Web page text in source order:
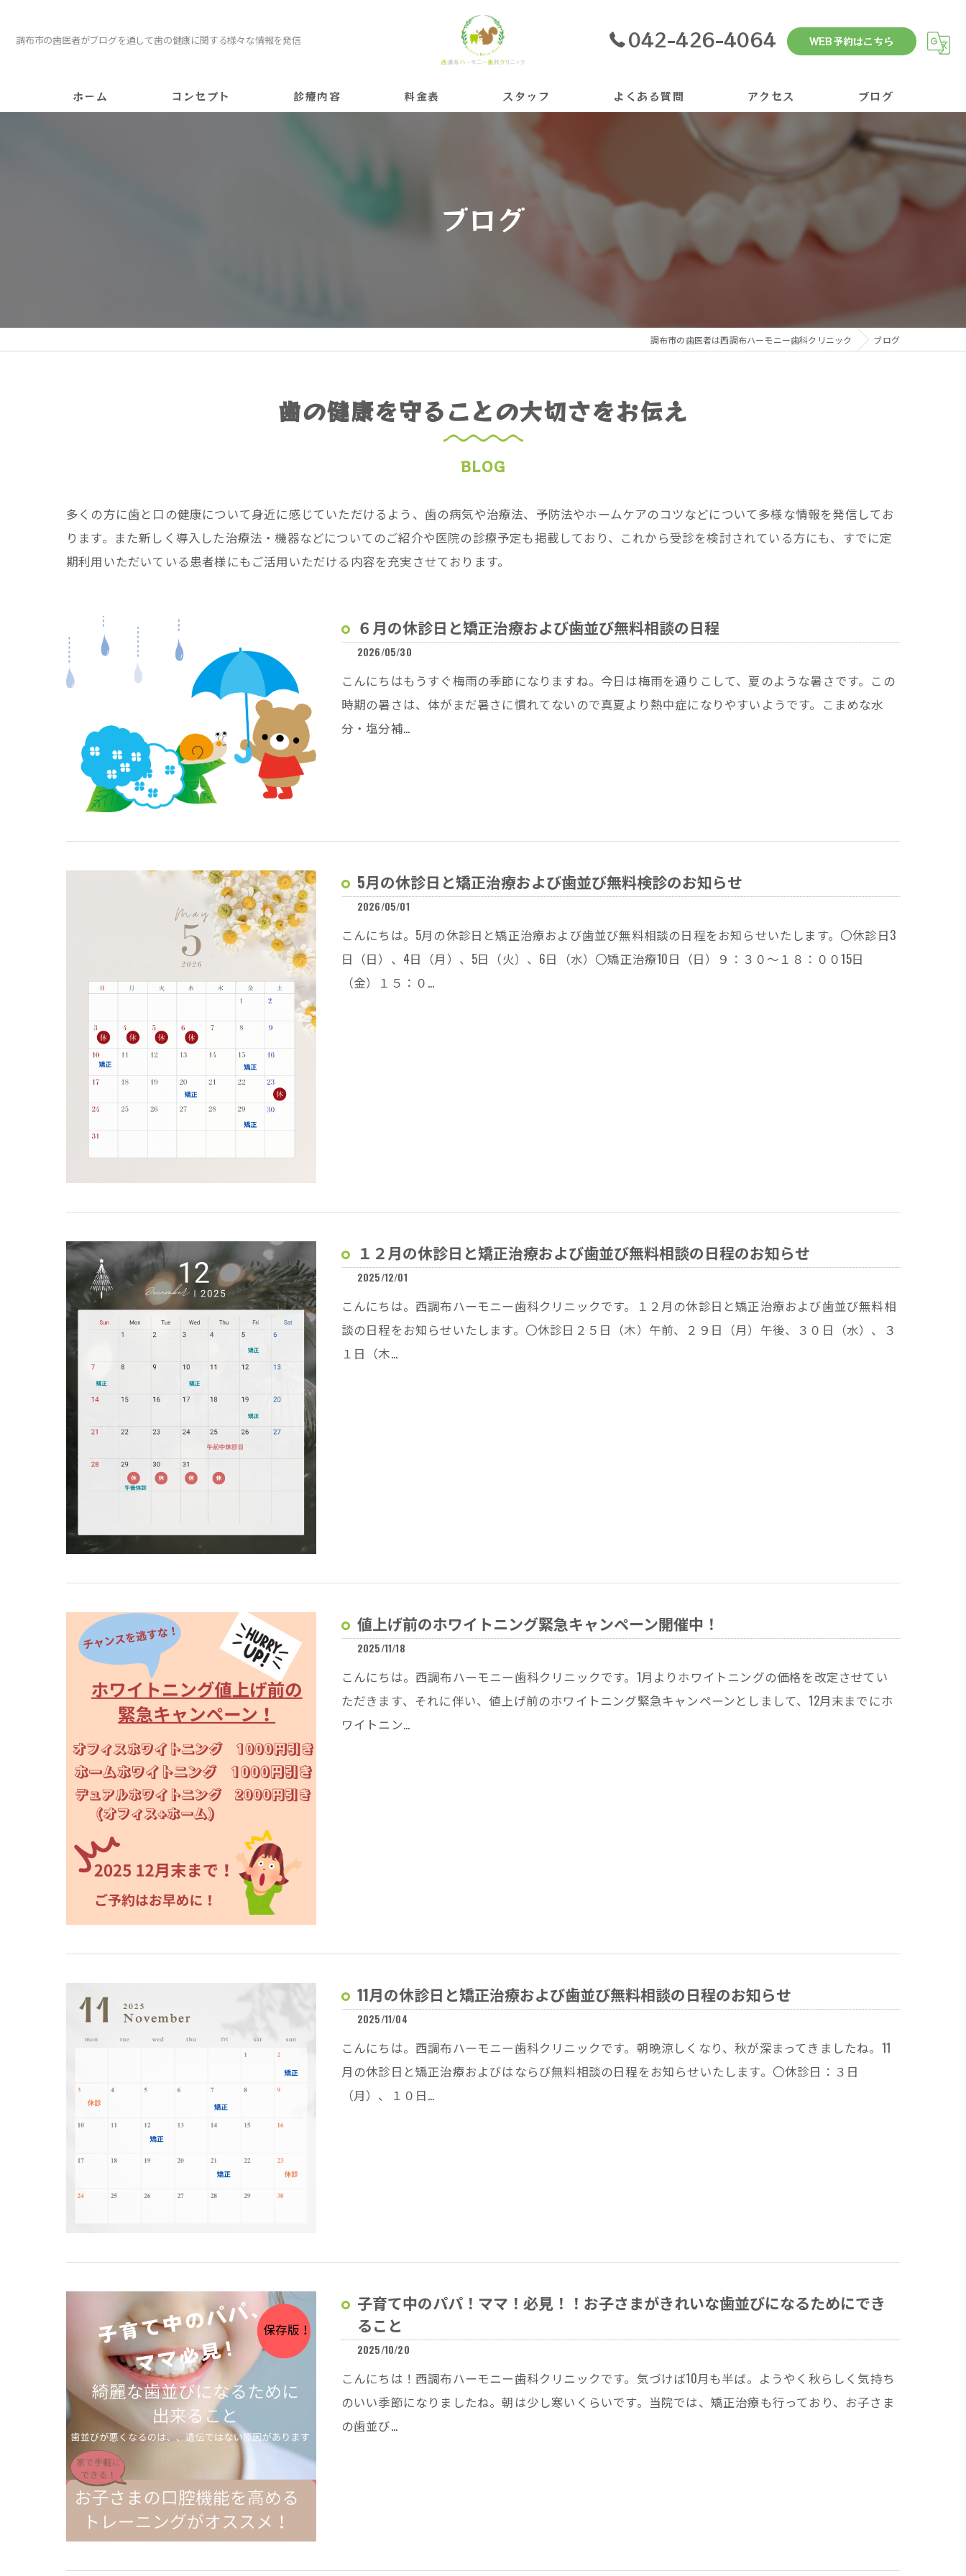
調布市の歯医者がブログを通して歯の健康に関する様々な情報を発信 042-426-4064 WEB予約はこちら
ホーム コンセプト 診療内容 料金表 スタッフ よくある質問 アクセス ブログ
ブログ
調布市の歯医者は西調布ハーモニー歯科クリニック ブログ
歯の健康を守ることの大切さをお伝え
BLOG
多くの方に歯と口の健康について身近に感じていただけるよう、歯の病気や治療法、予防法やホームケアのコツなどについて多様な情報を発信してお
ります。また新しく導入した治療法・機器などについてのご紹介や医院の診療予定も掲載しており、これから受診を検討されている方にも、すでに定
期利用いただいている患者様にもご活用いただける内容を充実させております。
６月の休診日と矯正治療および歯並び無料相談の日程
2026/05/30
こんにちはもうすぐ梅雨の季節になりますね。今日は梅雨を通りこして、夏のような暑さです。この
時期の暑さは、体がまだ暑さに慣れてないので真夏より熱中症になりやすいようです。こまめな水
分・塩分補…
5月の休診日と矯正治療および歯並び無料検診のお知らせ
2026/05/01
こんにちは。5月の休診日と矯正治療および歯並び無料相談の日程をお知らせいたします。〇休診日3
日（日）、4日（月）、5日（火）、6日（水）〇矯正治療10日（日）９：３０～１８：００15日
（金）１５：０…
１２月の休診日と矯正治療および歯並び無料相談の日程のお知らせ
2025/12/01
こんにちは。西調布ハーモニー歯科クリニックです。１２月の休診日と矯正治療および歯並び無料相
談の日程をお知らせいたします。〇休診日２５日（木）午前、２９日（月）午後、３０日（水）、３
１日（木…
値上げ前のホワイトニング緊急キャンペーン開催中！
2025/11/18
こんにちは。西調布ハーモニー歯科クリニックです。1月よりホワイトニングの価格を改定させてい
ただきます、それに伴い、値上げ前のホワイトニング緊急キャンペーンとしまして、12月末までにホ
ワイトニン…
11月の休診日と矯正治療および歯並び無料相談の日程のお知らせ
2025/11/04
こんにちは。西調布ハーモニー歯科クリニックです。朝晩涼しくなり、秋が深まってきましたね。11
月の休診日と矯正治療およびはならび無料相談の日程をお知らせいたします。〇休診日：３日
（月）、１０日…
子育て中のパパ！ママ！必見！！お子さまがきれいな歯並びになるためにでき
ること
2025/10/20
こんにちは！西調布ハーモニー歯科クリニックです。気づけば10月も半ば。ようやく秋らしく気持ち
のいい季節になりましたね。朝は少し寒いくらいです。当院では、矯正治療も行っており、お子さま
の歯並び…